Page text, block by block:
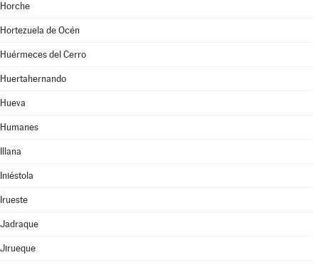
Horche
Hortezuela de Océn
Huérmeces del Cerro
Huertahernando
Hueva
Humanes
Illana
Iniéstola
Irueste
Jadraque
Jirueque